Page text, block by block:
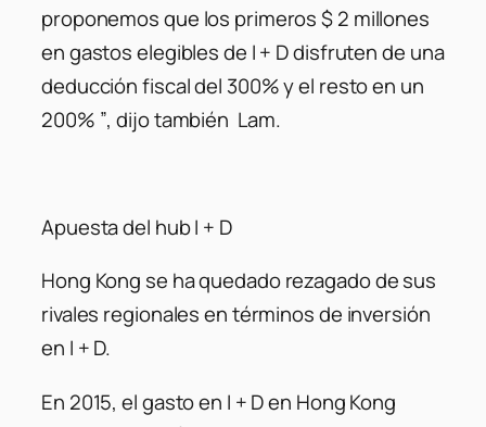
proponemos que los primeros $ 2 millones
en gastos elegibles de I + D disfruten de una
deducción fiscal del 300% y el resto en un
200% ”, dijo también Lam.
Apuesta del hub I + D
Hong Kong se ha quedado rezagado de sus
rivales regionales en términos de inversión
en I + D.
En 2015, el gasto en I + D en Hong Kong